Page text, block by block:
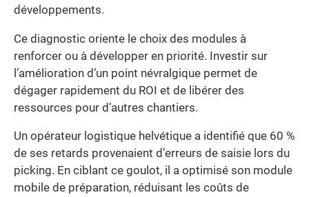
développements.
Ce diagnostic oriente le choix des modules à
renforcer ou à développer en priorité. Investir sur
l’amélioration d’un point névralgique permet de
dégager rapidement du ROI et de libérer des
ressources pour d’autres chantiers.
Un opérateur logistique helvétique a identifié que 60 %
de ses retards provenaient d’erreurs de saisie lors du
picking. En ciblant ce goulot, il a optimisé son module
mobile de préparation, réduisant les coûts de